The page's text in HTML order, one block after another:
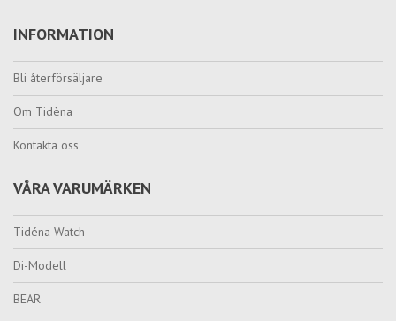
INFORMATION
Bli återförsäljare
Om Tidèna
Kontakta oss
VÅRA VARUMÄRKEN
Tidéna Watch
Di-Modell
BEAR